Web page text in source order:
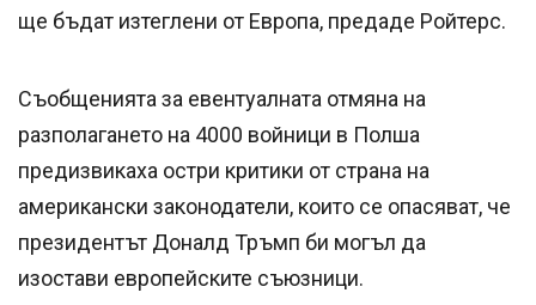
ще бъдат изтеглени от Европа, предаде Ройтерс.
Съобщенията за евентуалната отмяна на
разполагането на 4000 войници в Полша
предизвикаха остри критики от страна на
американски законодатели, които се опасяват, че
президентът Доналд Тръмп би могъл да
изостави европейските съюзници.